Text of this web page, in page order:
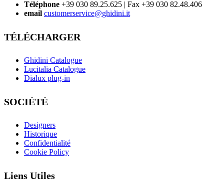
Téléphone +39 030 89.25.625 | Fax +39 030 82.48.406
email customerservice@ghidini.it
TÉLÉCHARGER
Ghidini Catalogue
Lucitalia Catalogue
Dialux plug-in
SOCIÉTÉ
Designers
Historique
Confidentialité
Cookie Policy
Liens Utiles